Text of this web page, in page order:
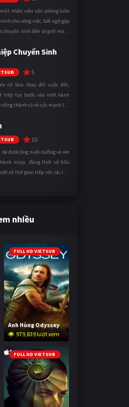
nhân viên văn phòng luôn
cho công việc, bất ngờ gặp
chuyển sinh đến dị giới mang
hiểm gi ...
Chuyển Sinh
5
cố làm thay đổi cuộc đời,
tiếp tục bước vào một hành
thành cả về sức mạnh lẫn
anh ...
10
được ông nuôi dưỡng và rèn
ninja, đồng thời sở hữu
có thể giao tiếp với các loài
nhiều
FULL HD VIETSUB
Anh Hùng Odyssey
979,839 lượt xem
FULL HD VIETSUB